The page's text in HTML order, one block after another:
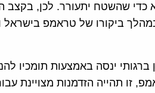
כדי שהשטח יתעורר. לכן,
ינסה באמצעות תומכיו
זו תהייה הזדמנות מצויינת